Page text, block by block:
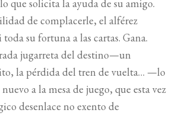
que solicita la ayuda de su amigo.
de complacerle, el alférez
su fortuna a las cartas. Gana.
jugarreta del destino—un
la pérdida del tren de vuelta… —lo
a la mesa de juego, que esta vez
desenlace no exento de